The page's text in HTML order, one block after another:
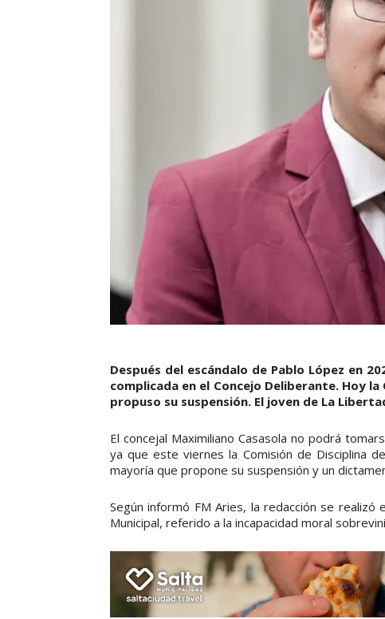
Después del escándalo de Pablo López en
complicada en el Concejo Deliberante. Hoy
propuso su suspensión. El joven de La
El concejal Maximiliano Casasola no podrá
ya que este viernes la Comisión de Disciplina
mayoría que propone su suspensión y un
Según informó FM Aries, la redacción se
Municipal, referido a la incapacidad moral